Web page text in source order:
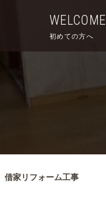
WELCOME
初めての方へ
借家リフォーム工事